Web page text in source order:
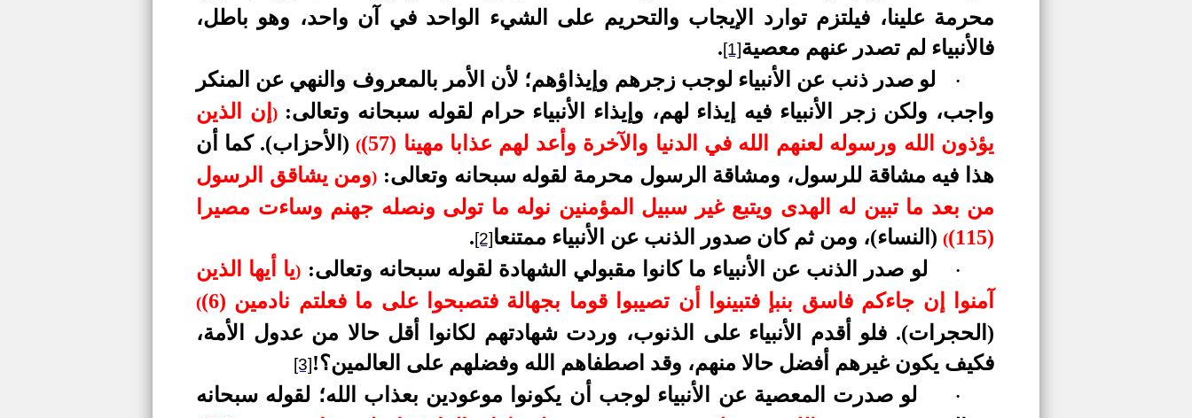
محرمة علينا، فيلتزم توارد الإيجاب والتحريم على الشيء الواحد في آن واحد، وهو باطل،
فالأنبياء لم تصدر عنهم معصية[1]
.
· لو صدرذنب عن الأنبياء لوجب زجرهم وإيذاؤهم؛ لأن الأمر بالمعروف والنهي عن المنكر
واجب، ولكن زجر الأنبياء فيه إيذاء لهم، وإيذاء الأنبياء حرام لقوله سبحانه وتعالى:) إن الذين
يؤذون الله ورسوله لعنهم الله في الدنيا والآخرة وأعد لهم عذابا مهينا (57)
((الأحزاب). كما أن
هذا فيه مشاقة للرسول، ومشاقة الرسول محرمة لقوله سبحانه وتعالى: )ومن يشاقق الرسول
من بعد ما تبين له الهدى ويتبع غير سبيل المؤمنين نوله ما تولى ونصله جهنم وساءت مصيرا
(115)
( (النساء)، ومن ثم كان صدور الذنب عن الأنبياء ممتنعا[2]
.
· لو صدر الذنب عن الأنبياء ما كانوا مقبولي الشهادة لقوله سبحانه وتعالى: )يا أيها الذين
آمنوا إن جاءكم فاسق بنبإ فتبينوا أن تصيبوا قوما بجهالة فتصبحوا على ما فعلتم نادمين (6)
(
(الحجرات). فلو أقدم الأنبياء على الذنوب، وردت شهادتهم لكانوا أقل حالا من عدول الأمة،
فكيف يكون غيرهم أفضل حالا منهم، وقد اصطفاهم الله وفضلهم على العالمين؟![3]
·
لو صدرت المعصية عن الأنبياء لوجب أن يكونوا موعودين بعذاب الله؛ لقوله سبحانه